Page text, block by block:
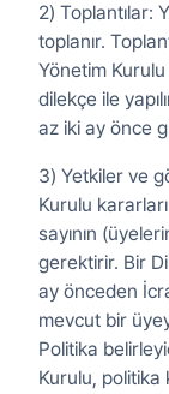
2) Toplantılar:
toplanır.
Yönetim Kurulu
dilekçe ile
az iki ay önce
3) Yetkiler ve
Kurulu
sayının
gerektirir. Bir
ay önceden
mevcut bir
Politika
Kurulu, politika